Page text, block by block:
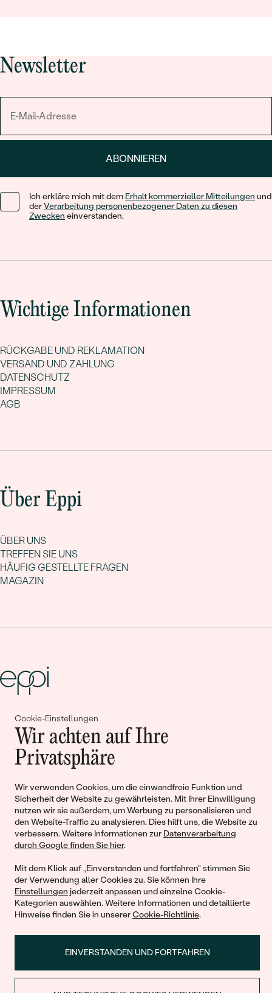
Cookie-Einstellungen
Wir achten auf Ihre
Privatsphäre
Wir verwenden Cookies, um die einwandfreie Funktion und
Sicherheit der Website zu gewährleisten. Mit Ihrer Einwilligung
nutzen wir sie außerdem, um Werbung zu personalisieren und
den Website-Traffic zu analysieren. Dies hilft uns, die Website zu
verbessern. Weitere Informationen zur Datenverarbeitung
durch Google finden Sie hier.
Mit dem Klick auf „Einverstanden und fortfahren" stimmen Sie
der Verwendung aller Cookies zu. Sie können Ihre
Einstellungen jederzeit anpassen und einzelne Cookie-
Kategorien auswählen. Weitere Informationen und detaillierte
Hinweise finden Sie in unsererCookie-Richtlinie.
EINVERSTANDEN UND FORTFAHREN
Newsletter
ABONNIEREN
Ich erkläre mich mit dem Erhalt kommerzieller Mitteilungen und
derVerarbeitung personenbezogener Daten zu diesen
Zwecken einverstanden.
Wichtige Informationen
RÜCKGABE UND REKLAMATION
VERSAND UND ZAHLUNG
DATENSCHUTZ
IMPRESSUM
AGB
Über Eppi
ÜBER UNS
TREFFEN SIE UNS
HÄUFIG GESTELLTE FRAGEN
MAGAZIN
Gemeinsam erschaffen wir
Geschichten von Schönheit und
Liebe
Begleiten Sie uns!